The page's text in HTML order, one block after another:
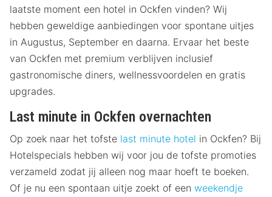
laatste moment een hotel in Ockfen vinden? Wij
hebben geweldige aanbiedingen voor spontane uitjes
in Augustus, September en daarna. Ervaar het beste
van Ockfen met premium verblijven inclusief
gastronomische diners, wellnessvoordelen en gratis
upgrades.
Last minute in Ockfen overnachten
Op zoek naar het tofste last minute hotel in Ockfen? Bij
Hotelspecials hebben wij voor jou de tofste promoties
verzameld zodat jij alleen nog maar hoeft te boeken.
Of je nu een spontaan uitje zoekt of een weekendje